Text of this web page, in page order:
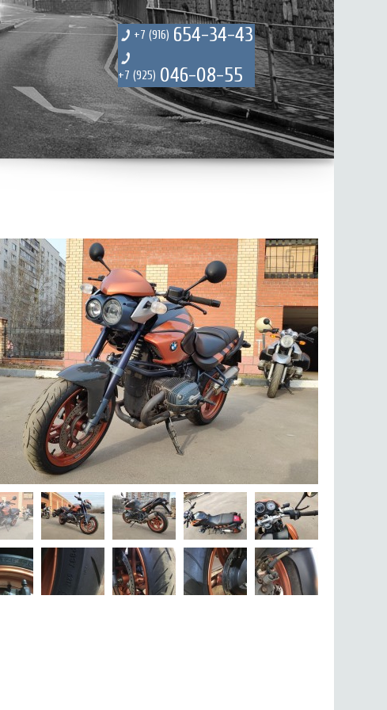
+7 (916) 654-34-43
+7 (925) 046-08-55